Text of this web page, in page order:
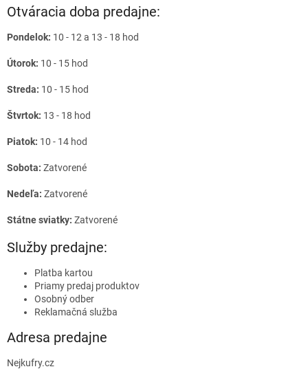
Otváracia doba predajne:
Pondelok: 10 - 12 a 13 - 18 hod
Útorok: 10 - 15 hod
Streda: 10 - 15 hod
Štvrtok: 13 - 18 hod
Piatok: 10 - 14 hod
Sobota: Zatvorené
Nedeľa: Zatvorené
Státne sviatky: Zatvorené
Služby predajne:
Platba kartou
Priamy predaj produktov
Osobný odber
Reklamačná služba
Adresa predajne
Nejkufry.cz